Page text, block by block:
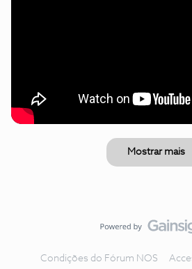
Mostrar mais
Condições do Fórum NOS